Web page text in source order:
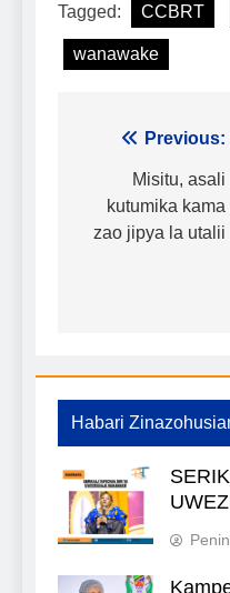
Tagged: CCBRT
wanawake
Urambazaji
chapisho
Previous:
Misitu, asali
kutumika kama
zao jipya la utalii
Habari